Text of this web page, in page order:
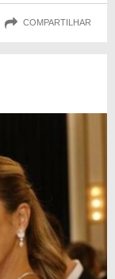
COMPARTILHAR